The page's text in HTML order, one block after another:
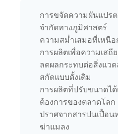
การขจัดความผันแปร
จำกัดทางภูมิศาสตร์
ความสม่ำเสมอที่เหนื
การผลิตเพื่อความเสถี
ลดผลกระทบต่อสิ่งแว
สกัดแบบดั้งเดิม
การผลิตที่ปรับขนาดไ
ต้องการของตลาดโลก
ปราศจากสารปนเปื้อน
ฆ่าแมลง